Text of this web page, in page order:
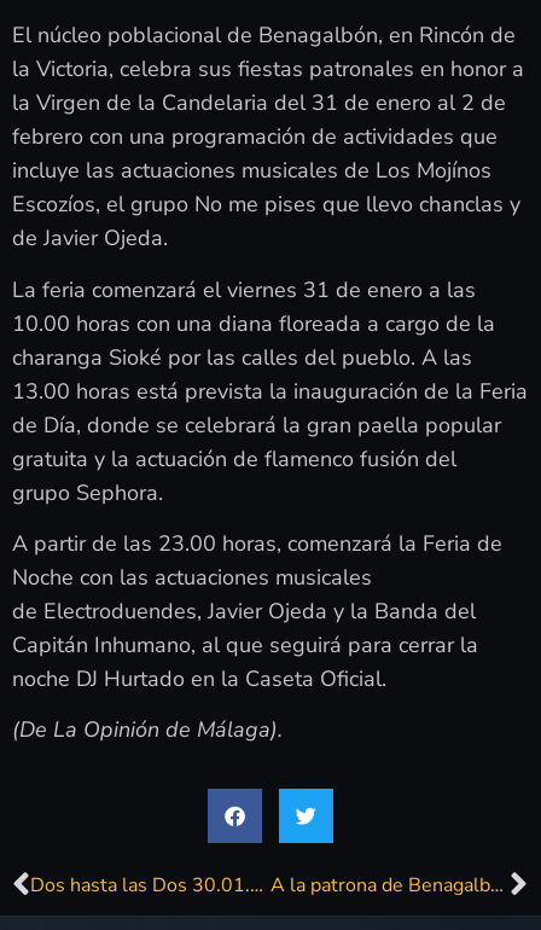
El núcleo poblacional de Benagalbón, en Rincón de
la Victoria, celebra sus fiestas patronales en honor a
la Virgen de la Candelaria del 31 de enero al 2 de
febrero con una programación de actividades que
incluye las actuaciones musicales de Los Mojínos
Escozíos, el grupo No me pises que llevo chanclas y
de Javier Ojeda.
La feria comenzará el viernes 31 de enero a las
10.00 horas con una diana floreada a cargo de la
charanga Sioké por las calles del pueblo. A las
13.00 horas está prevista la inauguración de la Feria
de Día, donde se celebrará la gran paella popular
gratuita y la actuación de flamenco fusión del
grupo Sephora.
A partir de las 23.00 horas, comenzará la Feria de
Noche con las actuaciones musicales
de Electroduendes, Javier Ojeda y la Banda del
Capitán Inhumano, al que seguirá para cerrar la
noche DJ Hurtado en la Caseta Oficial.
(De La Opinión de Málaga).
Dos hasta las Dos 30.01.2020 A la patrona de Benagalbón le tiran avellanas y peladillas